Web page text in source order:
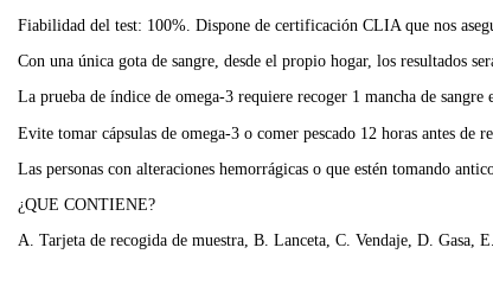
Fiabilidad del test: 100%. Dispone de certificación CLIA que nos
Con una única gota de sangre, desde el propio hogar, los resultados
La prueba de índice de omega-3 requiere recoger 1 mancha de
Evite tomar cápsulas de omega-3 o comer pescado 12 horas antes de
Las personas con alteraciones hemorrágicas o que estén tomando
¿QUE CONTIENE?
A. Tarjeta de recogida de muestra, B. Lanceta, C. Vendaje, D. Gasa,